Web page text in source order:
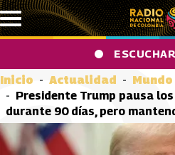
Pasar al contenido principal
Inicio Actualidad
Mundo
Presidente Trump pausa
durante 90 días, pero